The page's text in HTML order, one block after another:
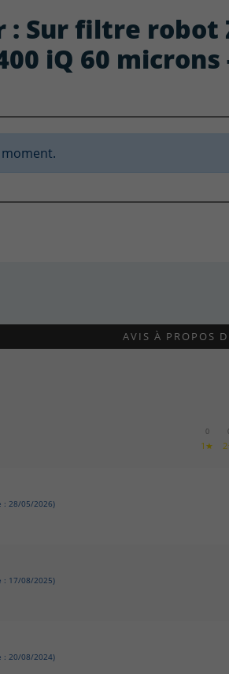
Sur filtre robot
iQ 60
AVIS À PROPOS
0
1★
: 28/05/2026)
: 17/08/2025)
: 20/08/2024)